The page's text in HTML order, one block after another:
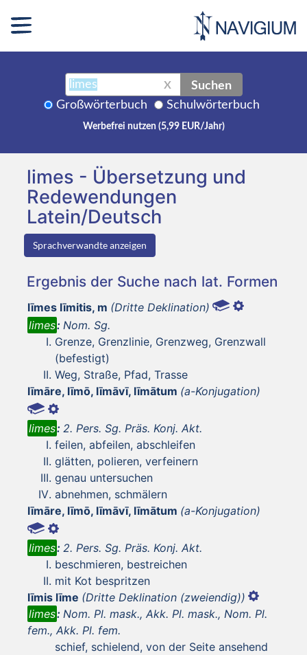
X Suchen
Großwörterbuch Schulwörterbuch
Werbefrei nutzen (5,99 EUR/Jahr)
limes - Übersetzung und
Redewendungen
Latein/Deutsch
Sprachverwandte anzeigen
Ergebnis der Suche nach lat. Formen
līmes līmitis, m (Dritte Deklination)
limes: Nom. Sg.
Grenze, Grenzlinie, Grenzweg, Grenzwall
(befestigt)
Weg, Straße, Pfad, Trasse
līmāre, līmō, līmāvī, līmātum (a-Konjugation)
limes: 2. Pers. Sg. Präs. Konj. Akt.
feilen, abfeilen, abschleifen
glätten, polieren, verfeinern
genau untersuchen
abnehmen, schmälern
līmāre, līmō, līmāvī, līmātum (a-Konjugation)
limes: 2. Pers. Sg. Präs. Konj. Akt.
beschmieren, bestreichen
mit Kot bespritzen
līmis līme (Dritte Deklination (zweiendig))
limes: Nom. Pl. mask., Akk. Pl. mask., Nom. Pl.
fem., Akk. Pl. fem.
schief, schielend, von der Seite ansehend